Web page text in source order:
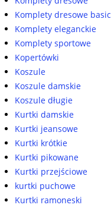
Komplety dresowe basic
Komplety eleganckie
Komplety sportowe
Kopertówki
Koszule
Koszule damskie
Koszule długie
Kurtki damskie
Kurtki jeansowe
Kurtki krótkie
Kurtki pikowane
Kurtki przejściowe
kurtki puchowe
Kurtki ramoneski